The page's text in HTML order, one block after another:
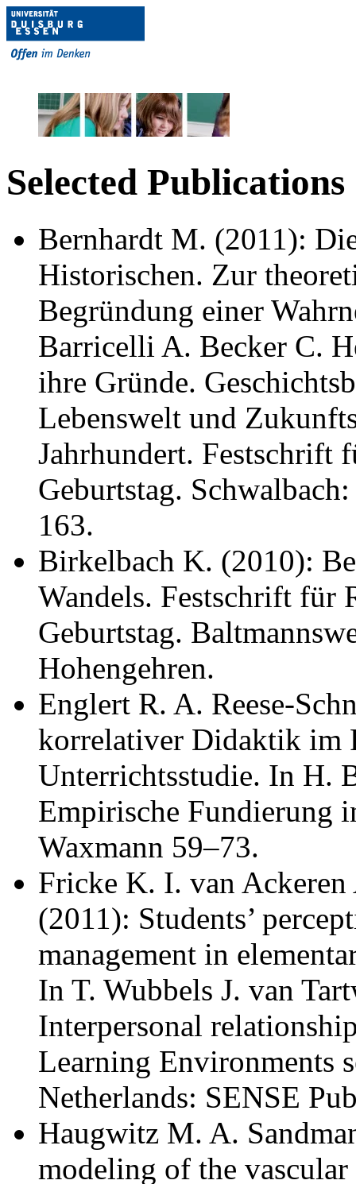
Selected Publications
Bernhardt M. (2011):
Historischen. Zur
Begründung einer
Barricelli A. Becker C.
ihre Gründe.
Lebenswelt und
Jahrhundert. Festschrift
Geburtstag.
163.
Birkelbach K. (2010):
Wandels. Festschrift für
Geburtstag.
Hohengehren.
Englert R. A. Reese-
korrelativer­ ­Didaktik im
Unterrichtsstudie. In H.
Empirische Fundierung
Waxmann 59–73.
Fricke K. I. van
(2011): ­Students’
management in
In T. Wubbels J. van
Interpersonal
Learning Environments
Netherlands: SENSE
Haugwitz M. A.
modeling of the